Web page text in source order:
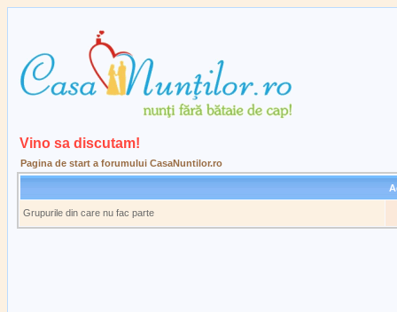
Vino sa discutam!
Pagina de start a forumului CasaNuntilor.ro
Grupurile din care nu fac parte